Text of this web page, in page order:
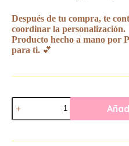
Después de tu compra, te
coordinar la personalización.
Producto hecho a mano por
para ti. 💕
Placa
Personalizada
para
Pomelo#1